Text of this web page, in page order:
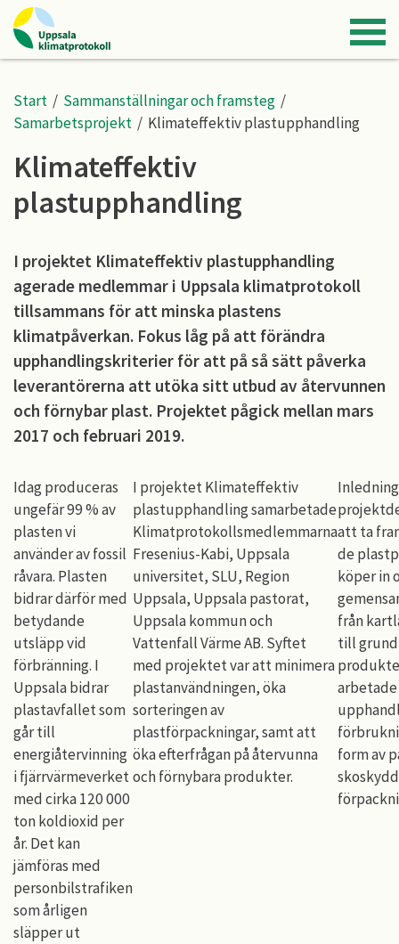
Start / Sammanställningar och framsteg /
Samarbetsprojekt / Klimateffektiv plastupphandling
Klimateffektiv
plastupphandling
I projektet Klimateffektiv plastupphandling
agerade medlemmar i Uppsala klimatprotokoll
tillsammans för att minska plastens
klimatpåverkan. Fokus låg på att förändra
upphandlingskriterier för att på så sätt påverka
leverantörerna att utöka sitt utbud av återvunnen
och förnybar plast. Projektet pågick mellan mars
2017 och februari 2019.
Idag produceras
ungefär 99 % av
plasten vi
använder av fossil
råvara. Plasten
bidrar därför med
betydande
utsläpp vid
förbränning. I
Uppsala bidrar
plastavfallet som
går till
energiåtervinning
i fjärrvärmeverket
med cirka 120 000
ton koldioxid per
år. Det kan
jämföras med
personbilstrafiken
som årligen
släpper ut
I projektet Klimateffektiv
plastupphandling samarbetade
Klimatprotokollsmedlemmarna
Fresenius-Kabi, Uppsala
universitet, SLU, Region
Uppsala, Uppsala pastorat,
Uppsala kommun och
Vattenfall Värme AB. Syftet
med projektet var att minimera
plastanvändningen, öka
sorteringen av
plastförpackningar, samt att
öka efterfrågan på återvunna
och förnybara produkter.
att ta
de
köper in
från
till
form av